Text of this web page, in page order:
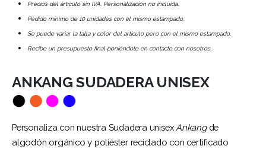
Precios del artículo sin IVA. Personalización no incluida.
Pedido mínimo de 10 unidades con el mismo estampado.
Se puede variar la talla y color del artículo pero con el mismo estampado.
Recibe un presupuesto final poniéndote en contacto con nosotros.
ANKANG SUDADERA UNISEX
Personaliza con nuestra Sudadera unisex Ankang de
algodón orgánico y poliéster reciclado con certificado